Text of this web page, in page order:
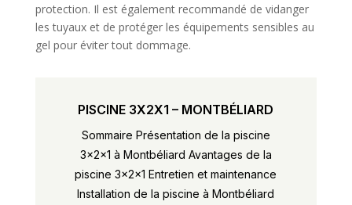
protection. Il est également recommandé de vidanger
les tuyaux et de protéger les équipements sensibles au
gel pour éviter tout dommage.
PISCINE 3X2X1 – MONTBÉLIARD
Sommaire Présentation de la piscine
3x2x1 à Montbéliard Avantages de la
piscine 3x2x1 Entretien et maintenance
Installation de la piscine à Montbéliard